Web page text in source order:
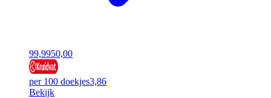
99,9950,00
per 100 doekjes3,86
Bekijk